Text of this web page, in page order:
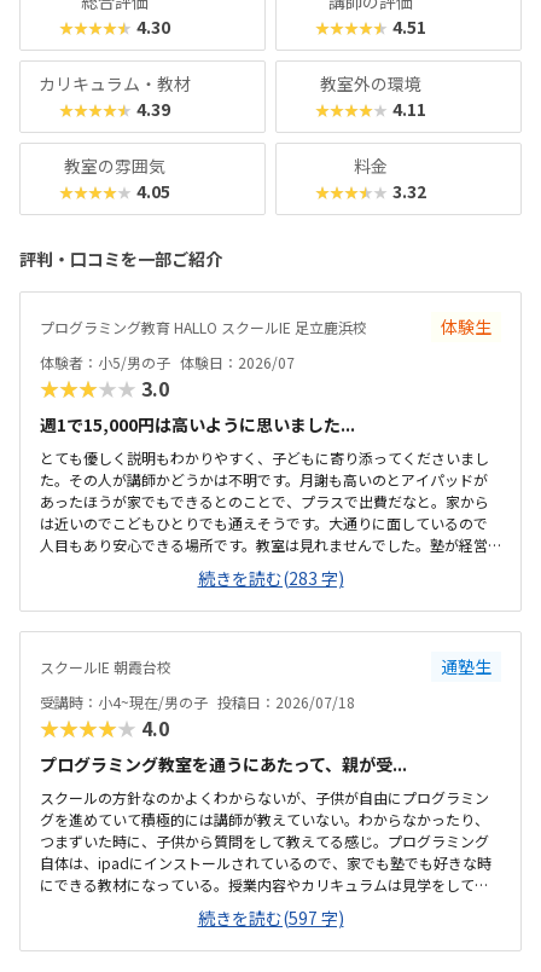
★★★★★ 4.30 ★★★★★ 4.51
カリキュラム・教材
★★★★★ 4.39
教室外の環境
★★★★★ 4.11
教室の雰囲気
★★★★★ 4.05
料金
★★★★★ 3.32
評判・口コミを一部ご紹介
プログラミング教育 HALLO スクールIE 足立鹿浜校 体験生
体験者：小5/男の子 体験日：2026/07
★★★★★ 3.0
週1で15,000円は高いように思いました...
とても優しく説明もわかりやすく、子どもに寄り添ってくださいまし
た。その人が講師かどうかは不明です。月謝も高いのとアイパッドが
あったほうが家でもできるとのことで、プラスで出費だなと。家から
は近いのでこどもひとりでも通えそうです。大通りに面しているので
人目もあり安心できる場所です。教室は見れませんでした。塾が経営
しているとのことで塾の方の教室は少し覗けました。建物自体が古い
感じでした。週1で15,000円は高いように思いました。もう少し回数を
増やしてもらうか、下げてもらえると助かります。説明してくれた方
はとても説明がわかりやすく、こどもに寄り添ってくださいました。
続きを読む(283 字)
スクールIE 朝霞台校 通塾生
受講時：小4~現在/男の子 投稿日：2026/07/18
★★★★★ 4.0
プログラミング教室を通うにあたって、親が受...
スクールの方針なのかよくわからないが、子供が自由にプログラミン
グを進めていて積極的には講師が教えていない。わからなかったり、
つまずいた時に、子供から質問をして教えてる感じ。プログラミング
自体は、ipadにインストールされているので、家でも塾でも好きな時
にできる教材になっている。授業内容やカリキュラムは見学をしてい
ないので子供の話だが、積極的に講師が教えていないみたい。月1回は
プログラミングで作ったものを発表すると聞いていたが、実施してな
いみたい。駅からは徒歩ですぐ来れる距離で、一本道だから迷うこと
続きを読む(597 字)